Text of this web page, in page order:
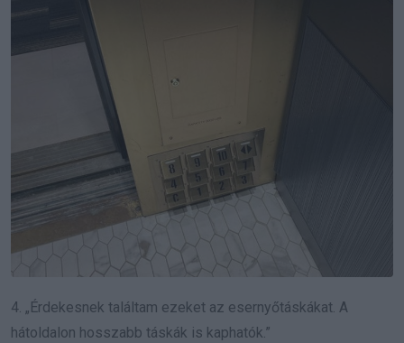
4. „Érdekesnek találtam ezeket az esernyőtáskákat. A
hátoldalon hosszabb táskák is kaphatók.”